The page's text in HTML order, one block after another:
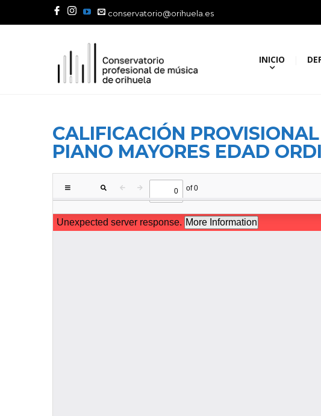
conservatorio@orihuela.es
INICIO
CALIFICACIÓN
PIANO MAYORES EDAD